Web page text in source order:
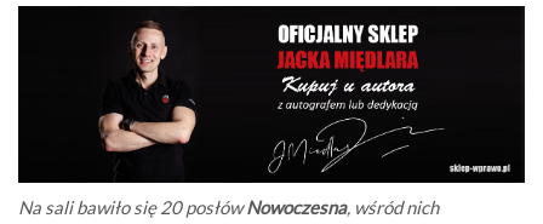
Na sali bawiło się 20 posłówNowoczesna, wśród nich